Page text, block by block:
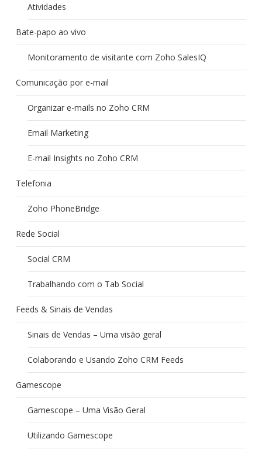
Atividades
Bate-papo ao vivo
Monitoramento de visitante com Zoho SalesIQ
Comunicação por e-mail
Organizar e-mails no Zoho CRM
Email Marketing
E-mail Insights no Zoho CRM
Telefonia
Zoho PhoneBridge
Rede Social
Social CRM
Trabalhando com o Tab Social
Feeds & Sinais de Vendas
Sinais de Vendas – Uma visão geral
Colaborando e Usando Zoho CRM Feeds
Gamescope
Gamescope – Uma Visão Geral
Utilizando Gamescope